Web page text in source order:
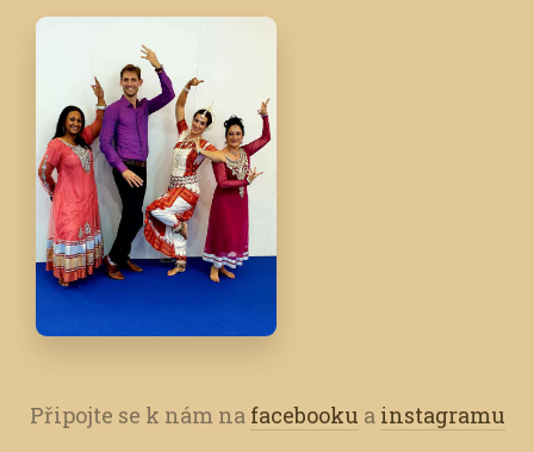
Připojte se k nám na facebooku a instagramu